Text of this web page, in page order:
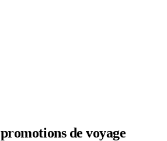
promotions de voyage